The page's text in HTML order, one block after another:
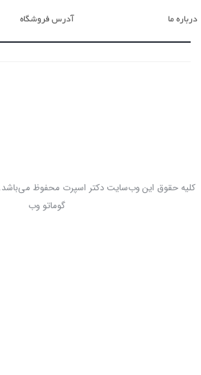
درباره ما
آدرس فروشگاه
کلیه حقوق این وب‌سایت دکتر اسپرت محفوظ
گوماتو وب